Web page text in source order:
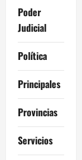
Poder
Judicial
Política
Principales
Provincias
Servicios